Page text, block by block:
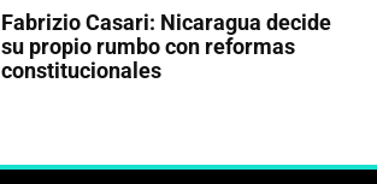
Fabrizio Casari: Nicaragua decide
su propio rumbo con reformas
constitucionales